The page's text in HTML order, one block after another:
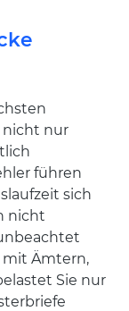
nicht nur
führen
sich
nicht
mit Ämtern,
Sie nur